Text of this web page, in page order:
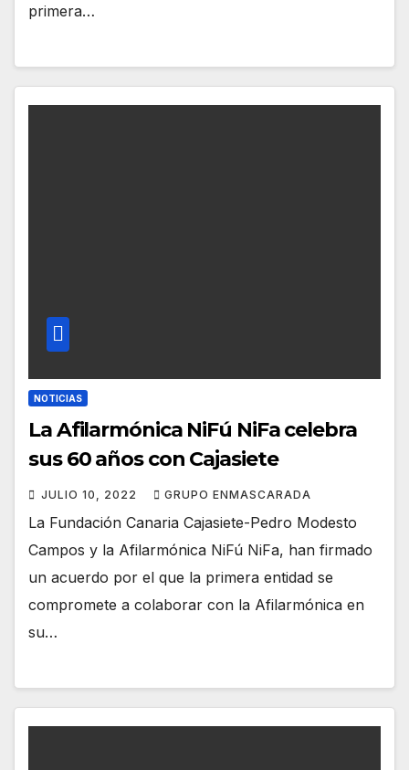
primera…
NOTICIAS
La Afilarmónica NiFú NiFa celebra
sus 60 años con Cajasiete
JULIO 10, 2022 GRUPO ENMASCARADA
La Fundación Canaria Cajasiete-Pedro Modesto
Campos y la Afilarmónica NiFú NiFa, han firmado
un acuerdo por el que la primera entidad se
compromete a colaborar con la Afilarmónica en
su…